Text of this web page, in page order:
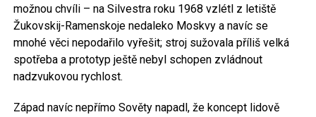
možnou chvíli – na Silvestra roku 1968 vzlétl z letiště
Žukovskij-Ramenskoje nedaleko Moskvy a navíc se
mnohé věci nepodařilo vyřešit; stroj sužovala příliš velká
spotřeba a prototyp ještě nebyl schopen zvládnout
nadzvukovou rychlost.
Západ navíc nepřímo Sověty napadl, že koncept lidově